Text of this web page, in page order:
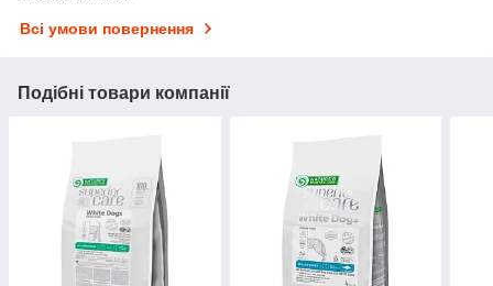
Всі умови повернення
Подібні товари компанії